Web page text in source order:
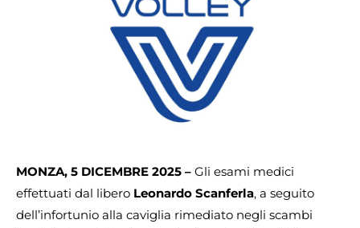
MONZA, 5 DICEMBRE 2025 – Gli esami medici
effettuati dal libero Leonardo Scanferla, a seguito
dell’infortunio alla caviglia rimediato negli scambi